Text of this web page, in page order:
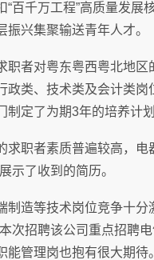
“百千万工程”高质量发
兴集聚输送青年人才。
职者对粤东粤西粤北地
政类、技术类及会计类
定了为期3年的培养计划
求职者素质普遍较高，
示了收到的简历。
制造等技术岗位竞争十
次招聘该公司重点招聘
能管理岗也抱有很大期待